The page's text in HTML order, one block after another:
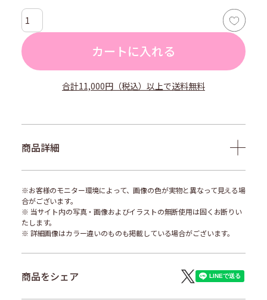
カートに入れる
合計11,000円（税込）以上で送料無料
商品詳細
※お客様のモニター環境によって、画像の色が実物と異なって見える場
合がございます。
※ 当サイト内の写真・画像およびイラストの無断使用は固くお断りい
たします。
※ 詳細画像はカラー違いのものも掲載している場合がございます。
商品をシェア